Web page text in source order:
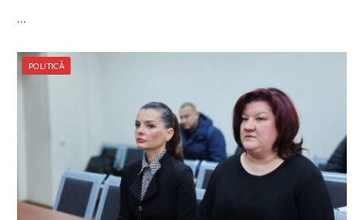
…
POLITICĂ